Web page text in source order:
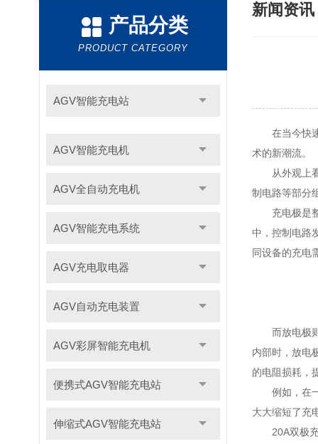
产品分类
PRODUCT CATEGORY
AGV智能充电站
AGV智能充电机
AGV全自动充电机
AGV智能充电系统
AGV充电取电器
AGV自动充电装置
AGV彩屏智能充电机
便携式AGV智能充电站
伸缩式AGV智能充电站
新闻资讯
在当今快速
术的新潮流。
从外观上
制电路等部分
充电极是整
中，控制电路
同设备的充电
而放电极则
内部时，放电
的电阻损耗，
例如，在一
大大缩短了充
20A双极充